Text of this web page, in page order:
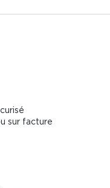
sur facture